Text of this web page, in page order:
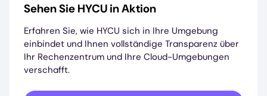
Sehen Sie HYCU in Aktion
Erfahren Sie, wie HYCU sich in Ihre Umgebung
einbindet und Ihnen vollständige Transparenz über
Ihr Rechenzentrum und Ihre Cloud-Umgebungen
verschafft.